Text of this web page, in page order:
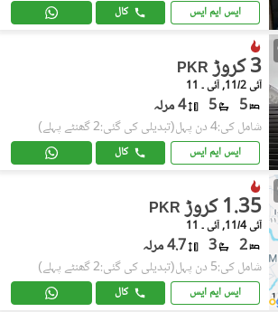
ایس ایم ایس کال
PKR 3 کروڑ
آئی 11/2, آئی ۔ 11
5
5 4 مرلہ
شامل کی:4 دن پہل (تبدیلی کی گئی:2 گھنٹے پہلے)
ایس ایم ایس کال
PKR 1.35 کروڑ
آئی 11/4, آئی ۔ 11
2
3 4.7 مرلہ
شامل کی:5 دن پہل (تبدیلی کی گئی:2 گھنٹے پہلے)
ایس ایم ایس کال